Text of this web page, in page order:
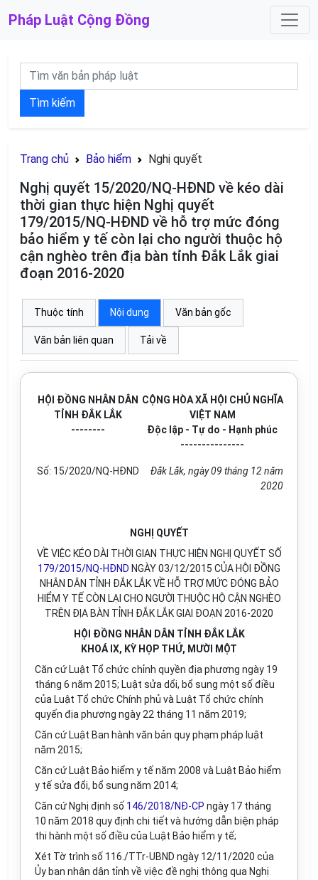
Pháp Luật Cộng Đồng
Tìm kiếm
Trang chủ Bảo hiểm Nghị quyết
Nghị quyết 15/2020/NQ-HĐND về kéo dài
thời gian thực hiện Nghị quyết
179/2015/NQ-HĐND về hỗ trợ mức đóng
bảo hiểm y tế còn lại cho người thuộc hộ
cận nghèo trên địa bàn tỉnh Đắk Lắk giai
đoạn 2016-2020
Thuộc tính Nội dung Văn bản gốc
Văn bản liên quan Tải về
HỘI ĐỒNG NHÂN DÂN
TỈNH ĐẮK LẮK
--------
CỘNG HÒA XÃ HỘI CHỦ NGHĨA
VIỆT NAM
Độc lập - Tự do - Hạnh phúc
---------------
Số: 15/2020/NQ-HĐND Đắk Lắk, ngày09 tháng 12năm
2020
NGHỊ QUYẾT
VỀ VIỆC KÉO DÀI THỜI GIAN THỰC HIỆN NGHỊ QUYẾT SỐ
179/2015/NQ-HĐND NGÀY 03/12/2015 CỦA HỘI ĐỒNG
NHÂN DÂN TỈNH ĐẮK LẮK VỀ HỖ TRỢ MỨC ĐÓNG BẢO
HIỂM Y TẾ CÒN LẠI CHO NGƯỜI THUỘC HỘ CẬN NGHÈO
TRÊN ĐỊA BÀN TỈNH ĐẮK LẮK GIAI ĐOẠN 2016-2020
HỘI ĐỒNG NHÂN DÂN TỈNH ĐẮK LẮK
KHOÁ IX, KỲ HỌP THỨ, MƯỜI MỘT
Căn cứ Luật Tổ chức chỉnh quyền địa phương ngày 19
tháng 6 năm 2015; Luật sửa dổi, bổ sung một số điều
của Luật Tổ chức Chính phủ và Luật Tổ chức chính
quyến địa phương ngày 22 tháng 11 năm 2019;
Căn cứ Luật Ban hành văn bản quy phạm pháp luật
năm 2015;
Căn cứ Luật Bảo hiểm y tế năm 2008 và Luật Bảo hiểm
y tế sửa đổi, bổ sung năm 2014;
Căn cứ Nghị định số 146/2018/NĐ-CP ngày 17 tháng
10 năm 2018 quy định chi tiết và hướng dẫn biện pháp
thi hành một số điều của Luật Bảo hiểm y tế;
Xét Tờ trình số 116./TTr-UBND ngày 12/11/2020 của
Ủy ban nhân dân tỉnh về việc đề nghị thông qua Nghị